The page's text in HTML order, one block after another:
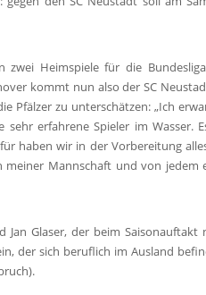
Heimspiele für die
kommt nun also der SC
Pfälzer zu unterschätzen: „Ich
sehr erfahrene Spieler im Wasser.
haben wir in der Vorbereitung
Mannschaft und von jedem
Jan Glaser, der beim
der sich beruflich im Ausland